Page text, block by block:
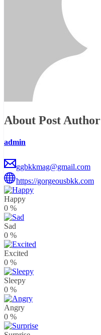
About Post Author
admin
ggbkkmag@gmail.com
https://gorgeousbkk.com
Happy
0 %
Sad
0 %
Excited
0 %
Sleepy
0 %
Angry
0 %